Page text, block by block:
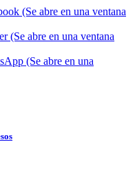
(Se abre en una ventana
(Se abre en una ventana
(Se abre en una